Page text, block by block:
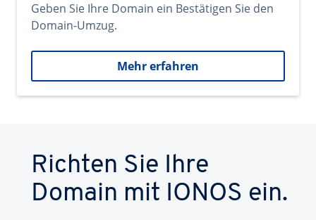
Geben Sie Ihre Domain ein Bestätigen Sie den
Domain-Umzug.
Mehr erfahren
Richten Sie Ihre
Domain mit IONOS ein.